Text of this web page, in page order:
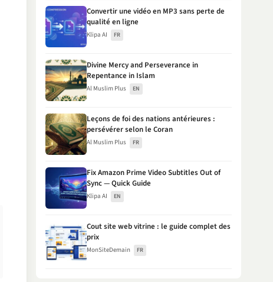
Convertir une vidéo en MP3 sans perte de
qualité en ligne
Klipa AI FR
Divine Mercy and Perseverance in
Repentance in Islam
Al Muslim Plus EN
Leçons de foi des nations antérieures :
persévérer selon le Coran
Al Muslim Plus FR
Fix Amazon Prime Video Subtitles Out of
Sync — Quick Guide
Klipa AI EN
Cout site web vitrine : le guide complet des
prix
MonSiteDemain FR